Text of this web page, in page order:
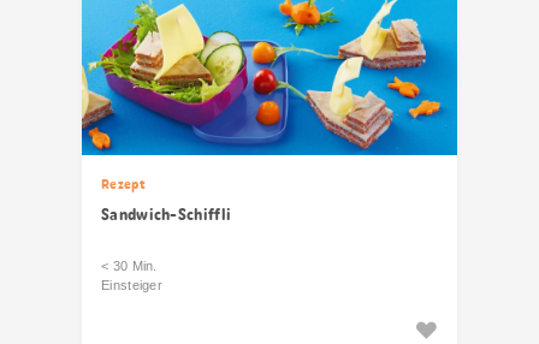
Rezept
Sandwich-Schiffli
< 30 Min.
Einsteiger